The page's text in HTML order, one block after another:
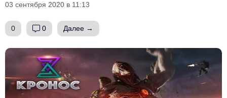
03 сентября 2020 в 11:13
0 0 Далее →